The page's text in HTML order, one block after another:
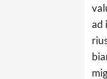
ad